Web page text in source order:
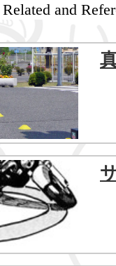
Related and